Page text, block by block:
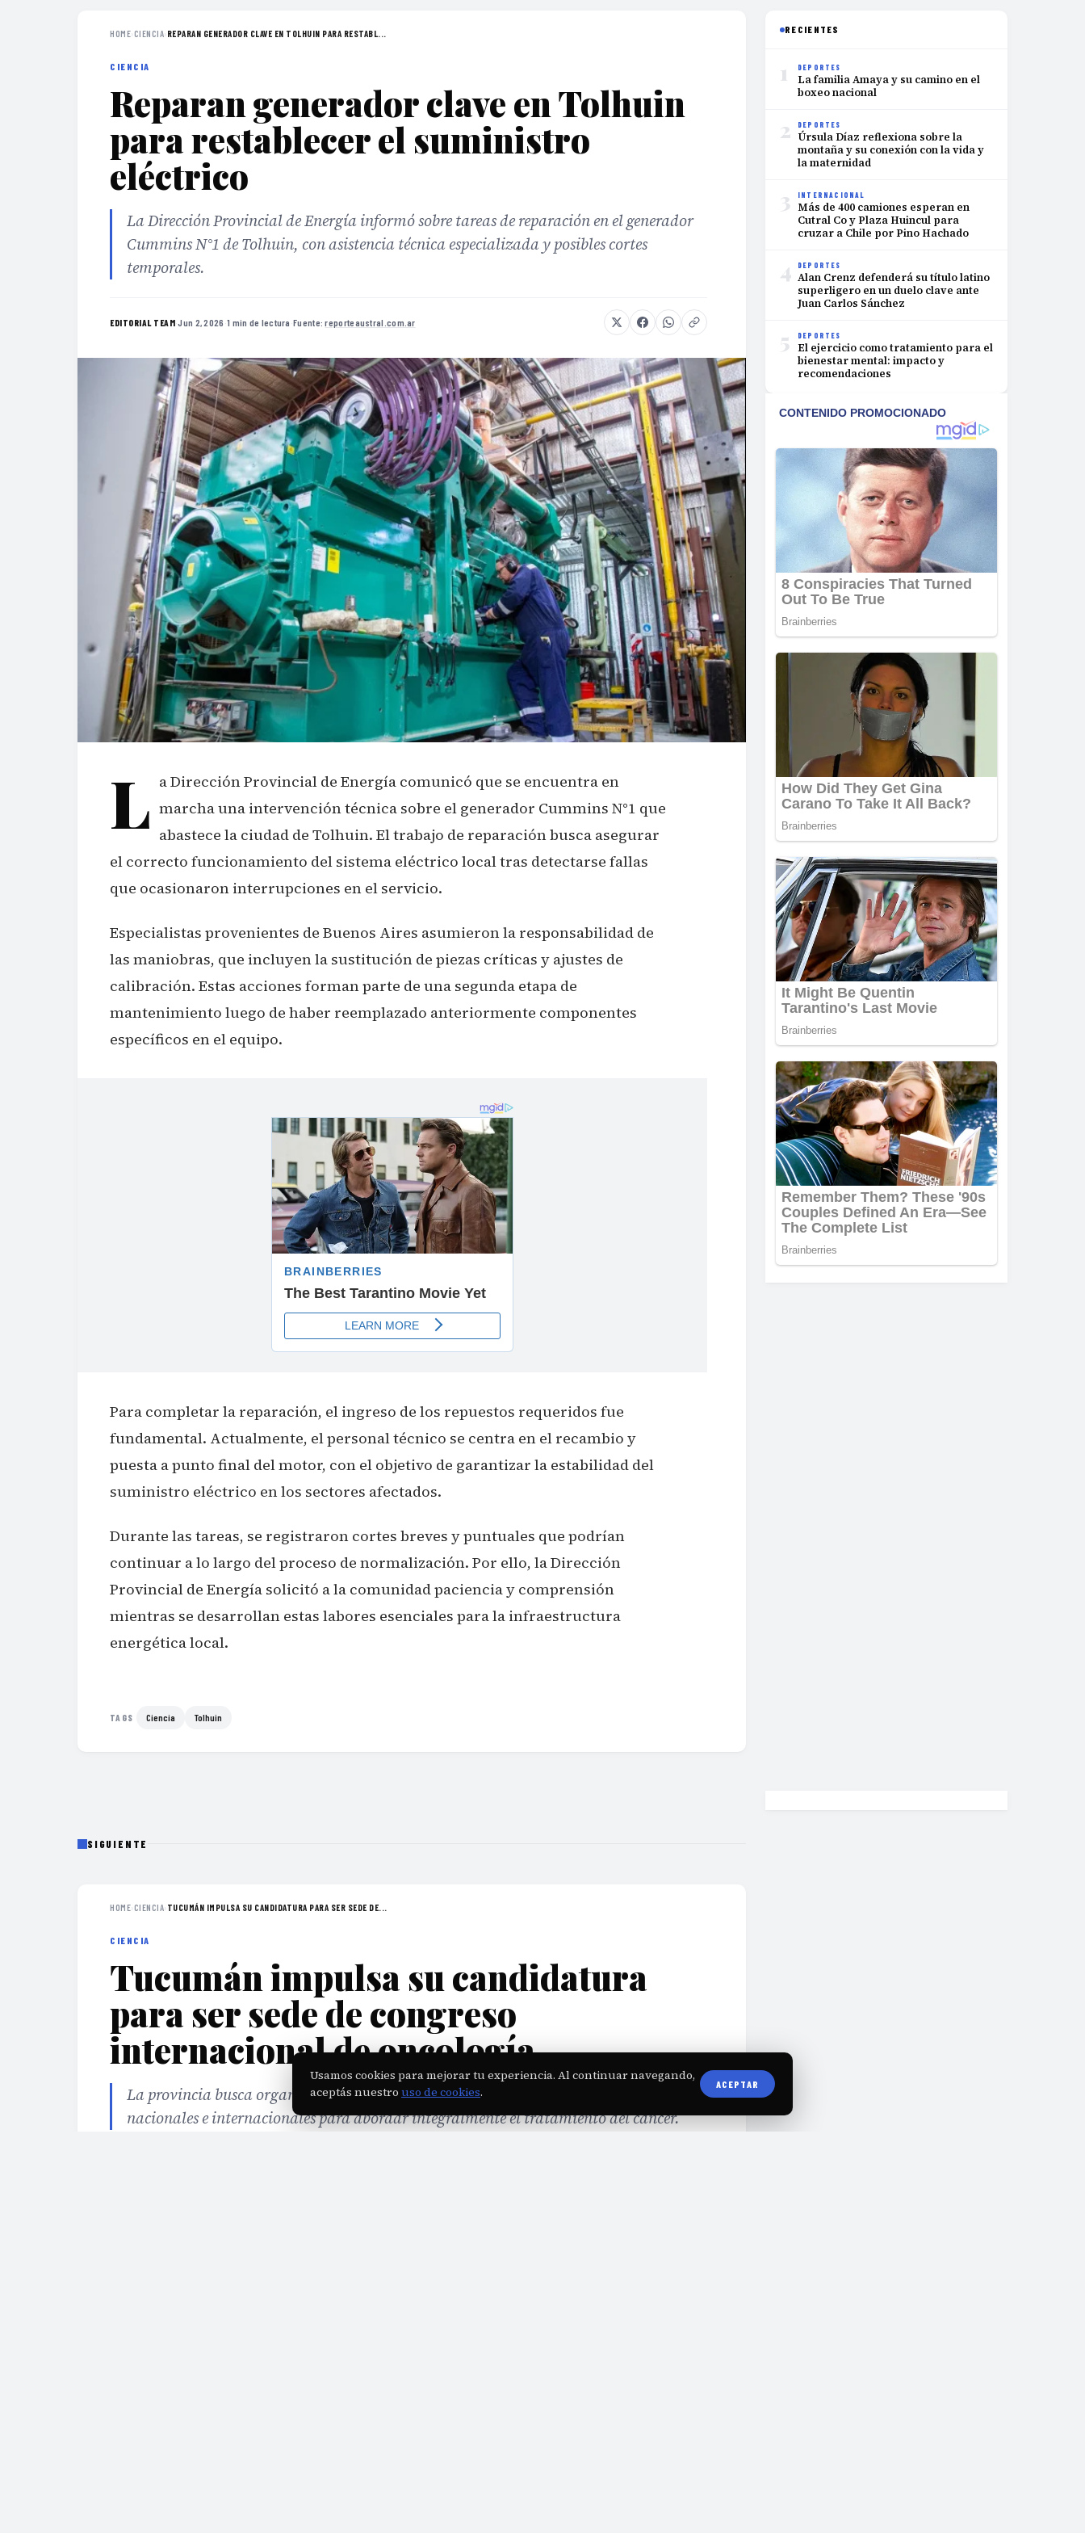
HOME›CIENCIA› REPARAN GENERADOR CLAVE EN TOLHUIN PARA RESTABL...
CIENCIA
Reparan generador clave en Tolhuin
para restablecer el suministro
eléctrico
La Dirección Provincial de Energía informó sobre tareas de reparación en el generador
Cummins N°1 de Tolhuin, con asistencia técnica especializada y posibles cortes
temporales.
EDITORIAL TEAM·Jun 2, 2026 ·1 min de lectura ·Fuente:reporteaustral.com.ar
L a Dirección Provincial de Energía comunicó que se encuentra en
marcha una intervención técnica sobre el generador Cummins N°1 que
abastece la ciudad de Tolhuin. El trabajo de reparación busca asegurar
el correcto funcionamiento del sistema eléctrico local tras detectarse fallas
que ocasionaron interrupciones en el servicio.
Especialistas provenientes de Buenos Aires asumieron la responsabilidad de
las maniobras, que incluyen la sustitución de piezas críticas y ajustes de
calibración. Estas acciones forman parte de una segunda etapa de
mantenimiento luego de haber reemplazado anteriormente componentes
específicos en el equipo.
Para completar la reparación, el ingreso de los repuestos requeridos fue
fundamental. Actualmente, el personal técnico se centra en el recambio y
puesta a punto final del motor, con el objetivo de garantizar la estabilidad del
suministro eléctrico en los sectores afectados.
Durante las tareas, se registraron cortes breves y puntuales que podrían
continuar a lo largo del proceso de normalización. Por ello, la Dirección
Provincial de Energía solicitó a la comunidad paciencia y comprensión
mientras se desarrollan estas labores esenciales para la infraestructura
energética local.
TAGS Ciencia Tolhuin
RECIENTES
1 DEPORTES
La familia Amaya y su camino en el
boxeo nacional
2 DEPORTES
Úrsula Díaz reflexiona sobre la
montaña y su conexión con la vida y
la maternidad
3 INTERNACIONAL
Más de 400 camiones esperan en
Cutral Co y Plaza Huincul para
cruzar a Chile por Pino Hachado
4 DEPORTES
Alan Crenz defenderá su título latino
superligero en un duelo clave ante
Juan Carlos Sánchez
5 DEPORTES
El ejercicio como tratamiento para el
bienestar mental: impacto y
recomendaciones
SIGUIENTE
HOME›CIENCIA› TUCUMÁN IMPULSA SU CANDIDATURA PARA SER SEDE DE...
CIENCIA
Tucumán impulsa su candidatura
para ser sede de congreso
internacional de oncología
La provincia busca organizar un encuentro multidisciplinario que reúna especialistas
nacionales e internacionales para abordar integralmente el tratamiento del cáncer.
Usamos cookies para mejorar tu experiencia. Al continuar navegando,
aceptás nuestro uso de cookies. ACEPTAR